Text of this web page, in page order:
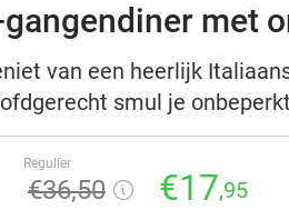
met
van een heerlijk
smul je
Regulier
€36,50 €17,95